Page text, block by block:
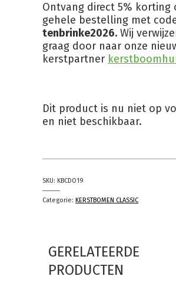
Ontvang direct 5% korting
gehele bestelling met
tenbrinke2026. Wij
graag door naar onze
kerstpartner
Dit product is nu niet op
en niet beschikbaar.
SKU: KBCDO19
Categorie: KERSTBOMEN CLASSIC
GERELATEERDE
PRODUCTEN